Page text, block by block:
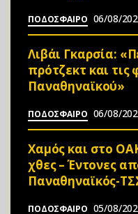
ΠΟΔΟΣΦΑΙΡΟ 06/08/
Λιβάι Γκαρσία:
πρότζεκτ και τις
Παναθηναϊκού»
ΠΟΔΟΣΦΑΙΡΟ 06/08/
Χαμός και στο
χθες – Έντονες
Παναθηναϊκός-
ΠΟΔΟΣΦΑΙΡΟ 05/08/